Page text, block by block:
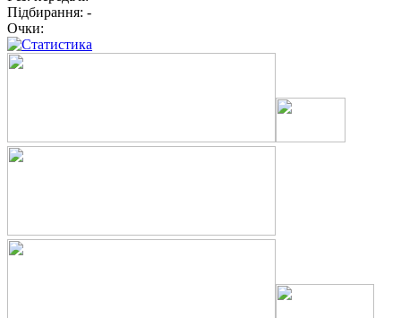
Підбирання: -
Очки: